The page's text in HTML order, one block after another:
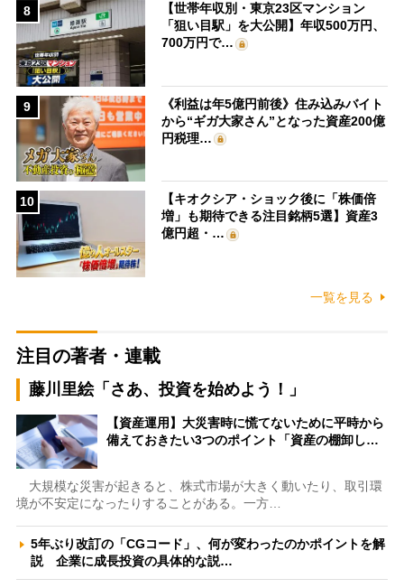
8
【世帯年収別・東京23区マンション
「狙い目駅」を大公開】年収500万円、
700万円で…
9
《利益は年5億円前後》住み込みバイト
から“ギガ大家さん”となった資産200億
円税理…
10
【キオクシア・ショック後に「株価倍
増」も期待できる注目銘柄5選】資産3
億円超・…
一覧を見る
注目の著者・連載
藤川里絵「さあ、投資を始めよう！」
【資産運用】大災害時に慌てないために平時から
備えておきたい3つのポイント「資産の棚卸し…
大規模な災害が起きると、株式市場が大きく動いたり、取引環
境が不安定になったりすることがある。一方…
5年ぶり改訂の「CGコード」、何が変わったのかポイントを解
説 企業に成長投資の具体的な説…